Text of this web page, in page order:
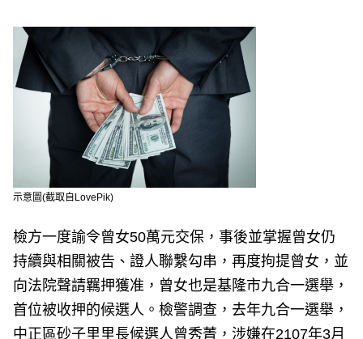
示意圖(截取自LovePik)
檢方一度諭令曾女50萬元交保，事後並掌握曾女仍
持續與相關被告、證人聯繫勾串，再度拘提曾女，並
向法院聲請羈押獲准，曾女也是基隆市九合一選舉，
首位被收押的候選人。檢警調查，去年九合一選舉，
中正區砂子里里長候選人曾秀菁，涉嫌在2107年3月